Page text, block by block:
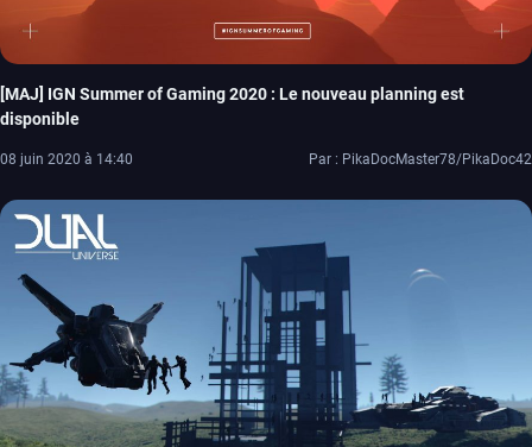
[MAJ] IGN Summer of Gaming 2020 : Le nouveau planning est
disponible
08 juin 2020 à 14:40 Par : PikaDocMaster78/PikaDoc42